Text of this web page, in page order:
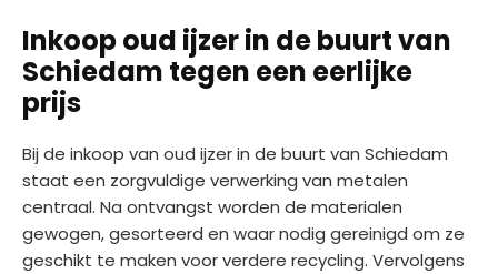
Inkoop oud ijzer in de buurt van
Schiedam tegen een eerlijke
prijs
Bij de inkoop van oud ijzer in de buurt van Schiedam
staat een zorgvuldige verwerking van metalen
centraal. Na ontvangst worden de materialen
gewogen, gesorteerd en waar nodig gereinigd om ze
geschikt te maken voor verdere recycling. Vervolgens